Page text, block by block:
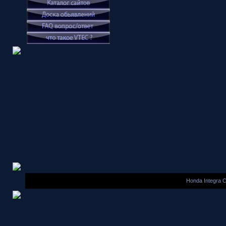
Honda Integra